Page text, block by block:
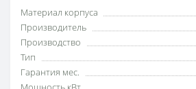
Материал корпуса
Производитель
Производство
Тип
Гарантия мес.